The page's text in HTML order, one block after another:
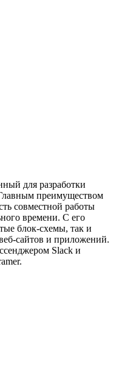
для разработки
преимуществом
совместной работы
времени. С его
блок-схемы, так и
сайтов и приложений.
Slack и